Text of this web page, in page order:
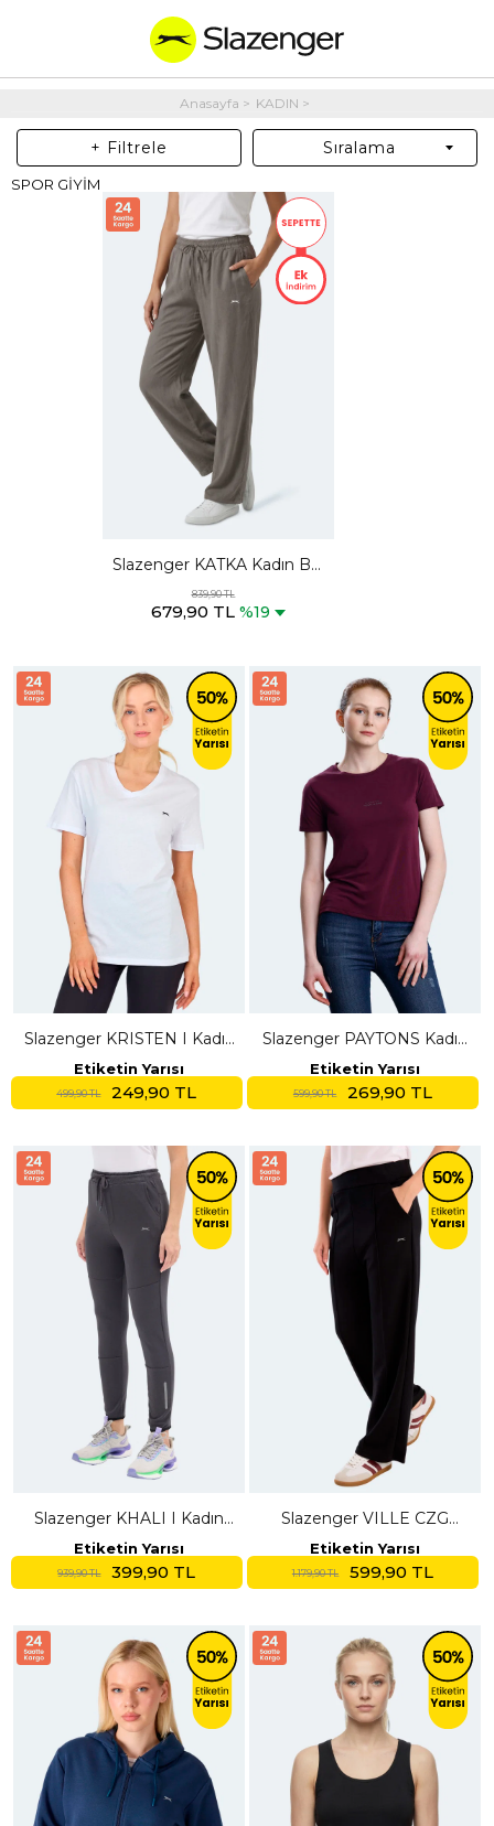
Anasayfa KADIN
+ Filtrele Sıralama
SPOR GİYİM
Slazenger KATKA Kadın Bol
Paça Yeşil Eşofman Altı
839,90 TL
679,90 TL %19
Slazenger KRISTEN I Kadın
V Yaka Beyaz Tişört
Etiketin Yarısı
499,90 TL 249,90 TL
Slazenger PAYTONS Kadın
Mürdüm Tişört
Etiketin Yarısı
599,90 TL 269,90 TL
Slazenger KHALI I Kadın
Cepli Slim Fit Gri Eşofman
Altı
Etiketin Yarısı
939,90 TL 399,90 TL
Slazenger VILLE CZG
Kadın Bol Paça Siyah
Eşofman Altı
Etiketin Yarısı
1.179,90 TL 599,90 TL